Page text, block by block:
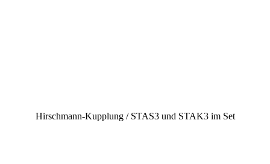
Hirschmann-Kupplung / STAS3 und STAK3 im Set